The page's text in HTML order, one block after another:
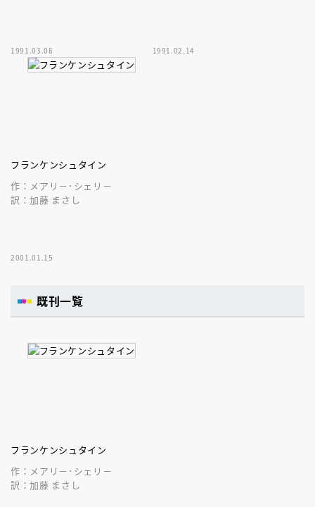
1991.03.08 1991.02.14
フランケンシュタイン
作：メアリ－･シェリ－
訳：加藤 まさし
2001.01.15
既刊一覧
フランケンシュタイン
作：メアリ－･シェリ－
訳：加藤 まさし